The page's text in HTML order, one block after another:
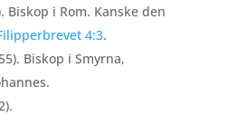
Biskop i Rom. Kanske den
4:3.
Biskop i Smyrna,